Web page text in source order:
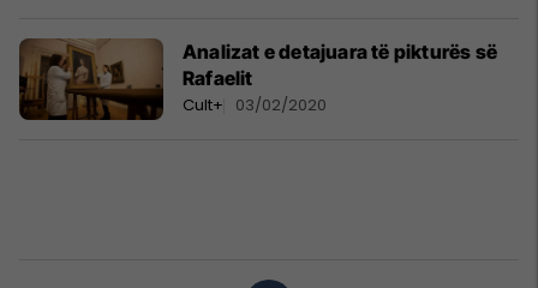
Analizat e detajuara të pikturës së
Rafaelit
Cult+ 03/02/2020